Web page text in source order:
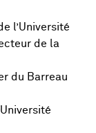
l’Université
de la
du Barreau